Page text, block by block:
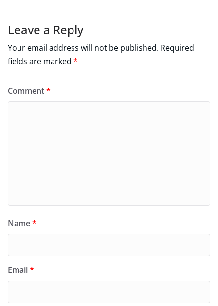
Leave a Reply
Your email address will not be published. Required
fields are marked *
Comment*
Name*
Email*